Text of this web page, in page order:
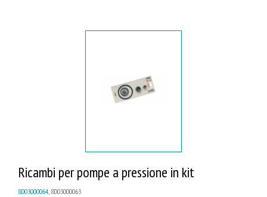
Ricambi per pompe a pressione in kit
8D03000064, 8D03000063